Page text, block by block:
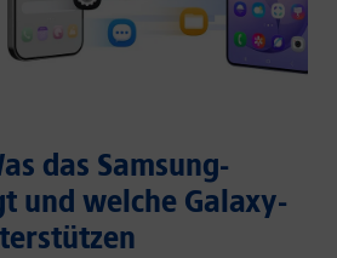
das Samsung-
und welche Galaxy-